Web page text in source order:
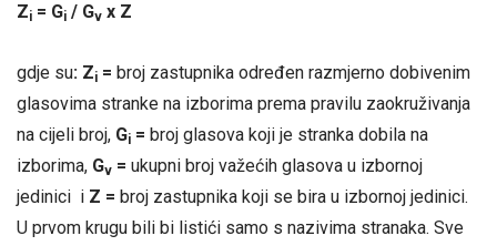
Zi = Gi / Gv x Z
gdje su: Zi = broj zastupnika određen razmjerno dobivenim
glasovima stranke na izborima prema pravilu zaokruživanja
na cijeli broj, Gi = broj glasova koji je stranka dobila na
izborima, Gv = ukupni broj važećih glasova u izbornoj
jedinici i Z = broj zastupnika koji se bira u izbornoj jedinici.
U prvom krugu bili bi listići samo s nazivima stranaka. Sve